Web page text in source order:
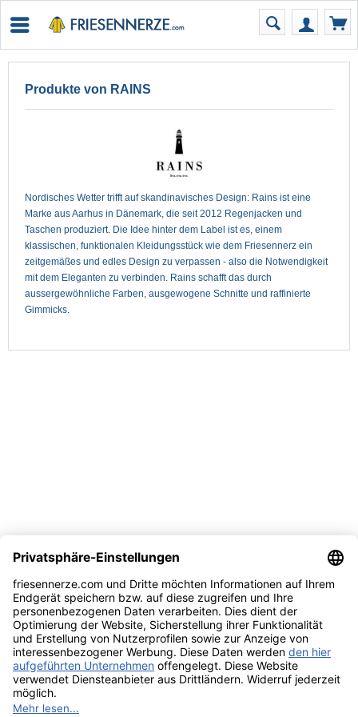
Produkte von RAINS
Nordisches Wetter trifft auf skandinavisches Design: Rains ist eine
Marke aus Aarhus in Dänemark, die seit 2012 Regenjacken und
Taschen produziert. Die Idee hinter dem Label ist es, einem
klassischen, funktionalen Kleidungsstück wie dem Friesennerz ein
zeitgemäßes und edles Design zu verpassen - also die Notwendigkeit
mit dem Eleganten zu verbinden. Rains schafft das durch
aussergewöhnliche Farben, ausgewogene Schnitte und raffinierte
Gimmicks.
Kundenservice
Hilfe & Infos
Rechtliches